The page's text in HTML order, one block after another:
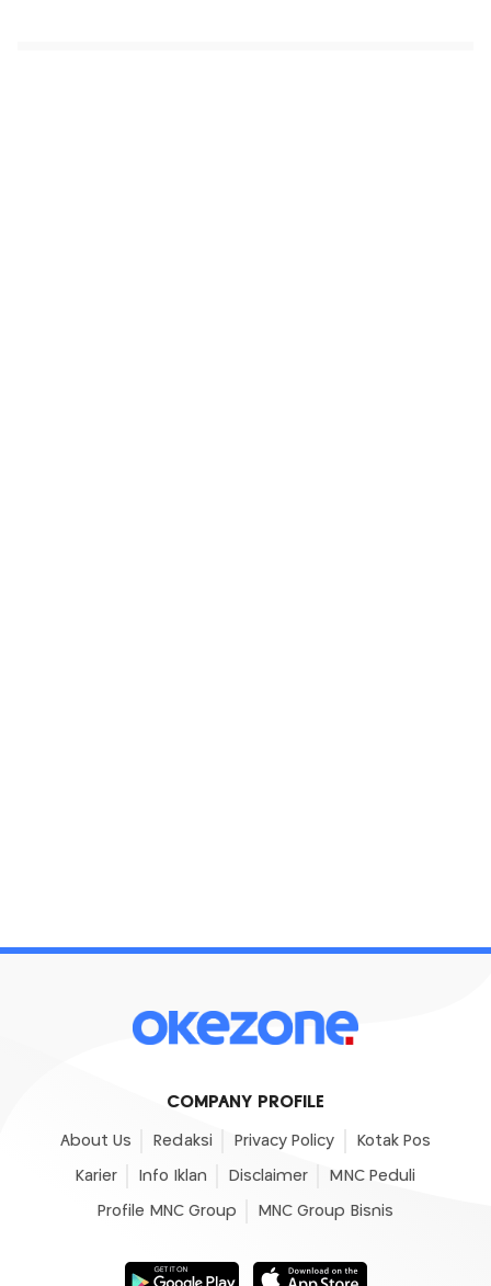
COMPANY PROFILE
About Us Redaksi Privacy Policy Kotak Pos
Karier Info Iklan Disclaimer MNC Peduli
Profile MNC Group MNC Group Bisnis